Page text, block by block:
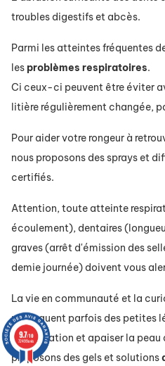
troubles digestifs et abcès.
Parmi les atteintes fréquentes
les problèmes respiratoires.
Ci ceux-ci peuvent être éviter
litière régulièrement changée,
Pour aider votre rongeur à
nous proposons des sprays et
certifiés.
Attention, toute atteinte
écoulement), dentaires
graves (arrêt d'émission des
demie journée) doivent vous
La vie en communauté et la
provoquent parfois des petites
cicatrisation et apaiser la peau
proposons des gels et solutions
9.7/10
72499 avis